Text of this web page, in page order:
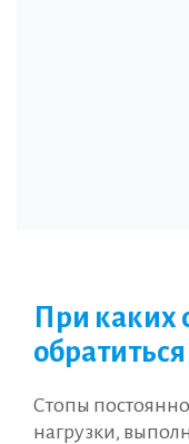
При каких
Стопы
нагрузки,